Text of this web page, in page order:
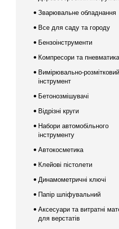
Зварювальне обладнання
Все для саду та городу
Бензоінструменти
Компресори та пневматика
Вимірювально-розмітковий
інструмент
Бетонозмішувачі
Відрізні круги
Набори автомобільного
інструменту
Автокосметика
Клейові пістолети
Динамометричні ключі
Папір шліфувальний
Аксесуари та витратні
для верстатів